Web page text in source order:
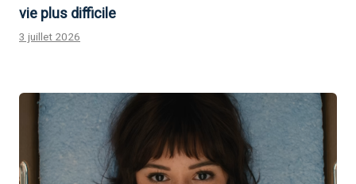
vie plus difficile
3 juillet 2026